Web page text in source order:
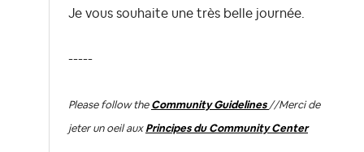
Je vous souhaite une très belle journée.
-----
Please follow the Community Guidelines //Merci de
jeter un oeil aux Principes du Community Center